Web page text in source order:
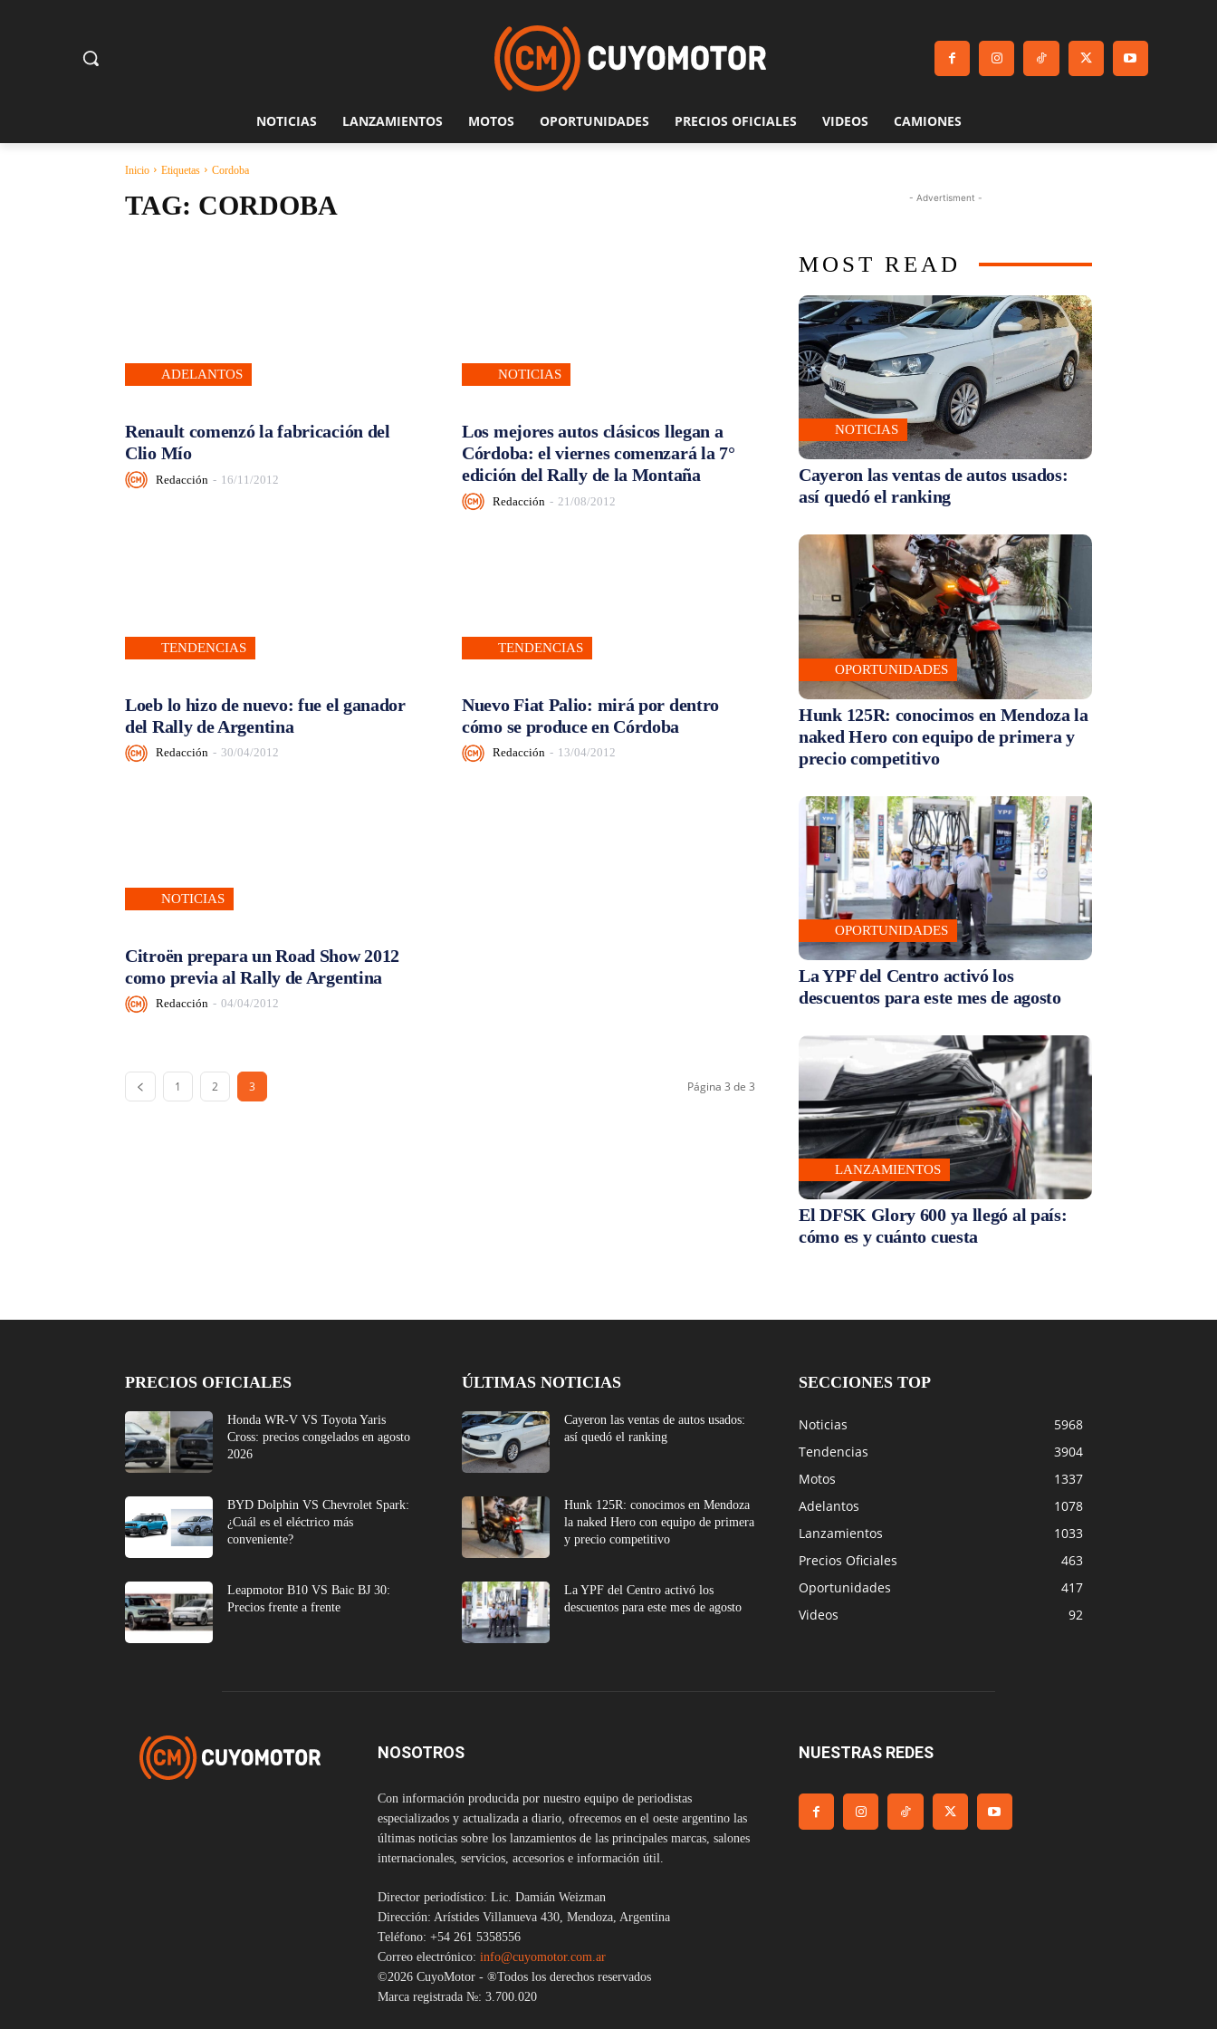
NOTICIAS LANZAMIENTOS MOTOS OPORTUNIDADES PRECIOS OFICIALES VIDEOS CAMIONES
Inicio Etiquetas Cordoba
TAG: CORDOBA
ADELANTOS
Renault comenzó la fabricación del
Clio Mío
Redacción - 16/11/2012
NOTICIAS
Los mejores autos clásicos llegan a
Córdoba: el viernes comenzará la 7°
edición del Rally de la Montaña
Redacción - 21/08/2012
TENDENCIAS
Loeb lo hizo de nuevo: fue el ganador
del Rally de Argentina
Redacción - 30/04/2012
TENDENCIAS
Nuevo Fiat Palio: mirá por dentro
cómo se produce en Córdoba
Redacción - 13/04/2012
NOTICIAS
Citroën prepara un Road Show 2012
como previa al Rally de Argentina
Redacción - 04/04/2012
1 2 3 Página 3 de 3
- Advertisment -
MOST READ
NOTICIAS
Cayeron las ventas de autos usados:
así quedó el ranking
OPORTUNIDADES
Hunk 125R: conocimos en Mendoza la
naked Hero con equipo de primera y
precio competitivo
OPORTUNIDADES
La YPF del Centro activó los
descuentos para este mes de agosto
LANZAMIENTOS
El DFSK Glory 600 ya llegó al país:
cómo es y cuánto cuesta
PRECIOS OFICIALES
Honda WR-V VS Toyota Yaris
Cross: precios congelados en agosto
2026
BYD Dolphin VS Chevrolet Spark:
¿Cuál es el eléctrico más
conveniente?
Leapmotor B10 VS Baic BJ 30:
Precios frente a frente
ÚLTIMAS NOTICIAS
Cayeron las ventas de autos usados:
así quedó el ranking
Hunk 125R: conocimos en Mendoza
la naked Hero con equipo de primera
y precio competitivo
La YPF del Centro activó los
descuentos para este mes de agosto
SECCIONES TOP
Noticias
5968
Tendencias
3904
Motos
1337
Adelantos
1078
Lanzamientos
1033
Precios Oficiales
463
Oportunidades
417
Videos
92
NOSOTROS
Con información producida por nuestro equipo de periodistas
especializados y actualizada a diario, ofrecemos en el oeste argentino las
últimas noticias sobre los lanzamientos de las principales marcas, salones
internacionales, servicios, accesorios e información útil.
Director periodístico: Lic. Damián Weizman
Dirección: Arístides Villanueva 430, Mendoza, Argentina
Teléfono: +54 261 5358556
Correo electrónico: info@cuyomotor.com.ar
©2026 CuyoMotor - ®Todos los derechos reservados
Marca registrada №: 3.700.020
NUESTRAS REDES